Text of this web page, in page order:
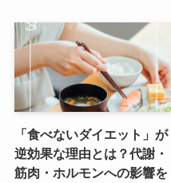
「食べないダイエット」が
逆効果な理由とは？代謝・
筋肉・ホルモンへの影響を